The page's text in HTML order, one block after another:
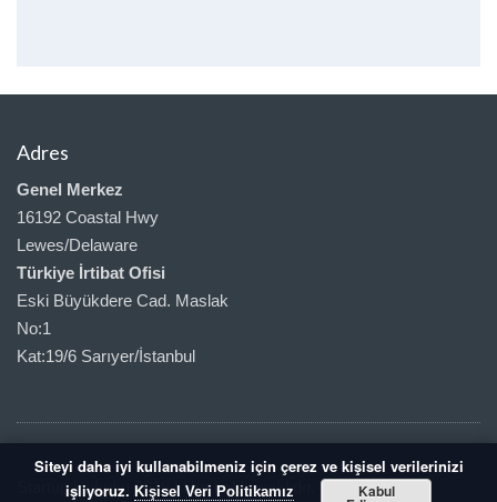
Adres
Genel Merkez
16192 Coastal Hwy
Lewes/Delaware
Türkiye İrtibat Ofisi
Eski Büyükdere Cad. Maslak
No:1
Kat:19/6 Sarıyer/İstanbul
Startup Hukuku 2018 | Her hakkı saklıdır.
Siteyi daha iyi kullanabilmeniz için çerez ve kişisel verilerinizi
işliyoruz. Kişisel Veri Politikamız Kabul